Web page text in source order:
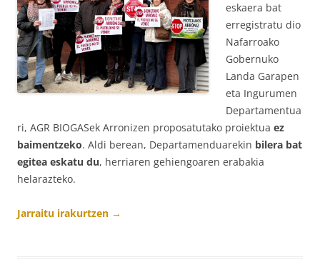
eskaera bat
erregistratu dio
Nafarroako
Gobernuko
Landa Garapen
eta Ingurumen
Departamentua
ri, AGR BIOGASek Arronizen proposatutako proiektua ez
baimentzeko. Aldi berean, Departamenduarekin bilera bat
egitea eskatu du, herriaren gehiengoaren erabakia
helarazteko.
Jarraitu irakurtzen →